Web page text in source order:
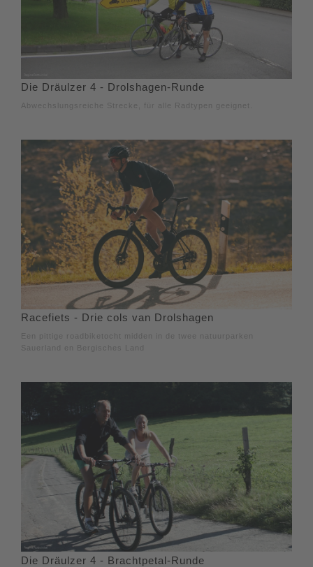
Die Dräulzer 4 - Drolshagen-Runde
Abwechslungsreiche Strecke, für alle Radtypen geeignet.
Racefiets - Drie cols van Drolshagen
Een pittige roadbiketocht midden in de twee natuurparken
Sauerland en Bergisches Land
Die Dräulzer 4 - Brachtpetal-Runde